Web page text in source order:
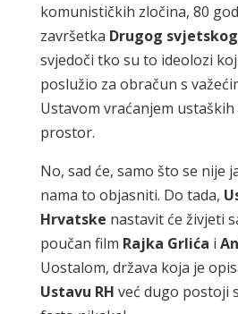
komunističkih zločina, 80
završetka Drugog svjetskog
svjedoči tko su to ideolozi
poslužio za obračun s
Ustavom vraćanjem
prostor.
No, sad će, samo što se nije
nama to objasniti. Do tada,
Hrvatske nastavit će živjeti
poučan film Rajka Grlića i
Uostalom, država koja je
Ustavu RH već dugo postoji